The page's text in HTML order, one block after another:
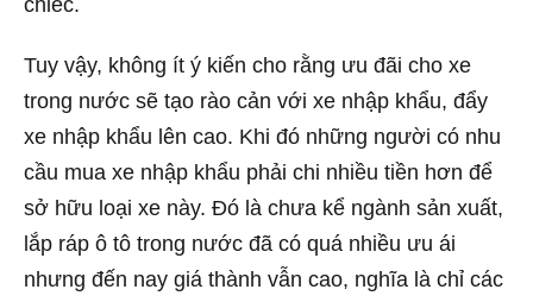
Tuy vậy, không ít ý kiến cho rằng ưu đãi cho xe
trong nước sẽ tạo rào cản với xe nhập khẩu, đẩy
xe nhập khẩu lên cao. Khi đó những người có nhu
cầu mua xe nhập khẩu phải chi nhiều tiền hơn để
sở hữu loại xe này. Đó là chưa kể ngành sản xuất,
lắp ráp ô tô trong nước đã có quá nhiều ưu ái
nhưng đến nay giá thành vẫn cao, nghĩa là chỉ các